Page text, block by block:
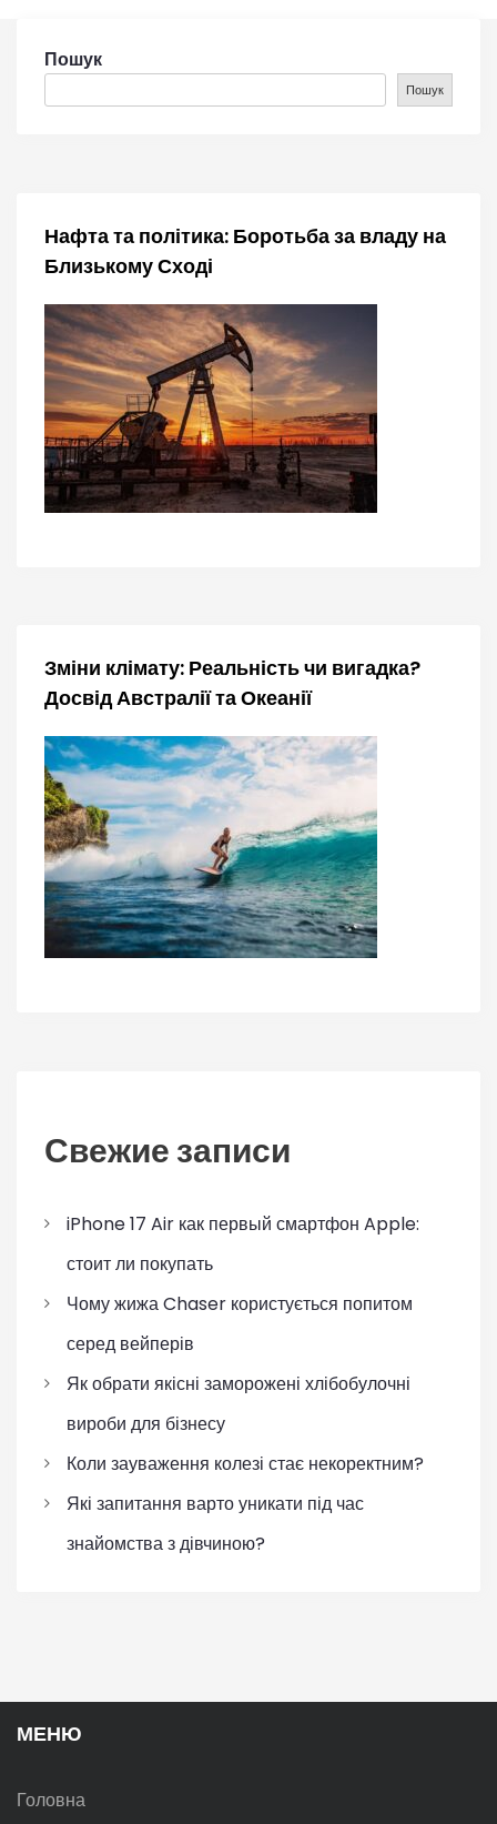
Пошук
Пошук
Нафта та політика: Боротьба за владу на
Близькому Сході
Зміни клімату: Реальність чи вигадка?
Досвід Австралії та Океанії
Свежие записи
iPhone 17 Air как первый смартфон Apple:
стоит ли покупать
Чому жижа Chaser користується попитом
серед вейперів
Як обрати якісні заморожені хлібобулочні
вироби для бізнесу
Коли зауваження колезі стає некоректним?
Які запитання варто уникати під час
знайомства з дівчиною?
МЕНЮ
Головна